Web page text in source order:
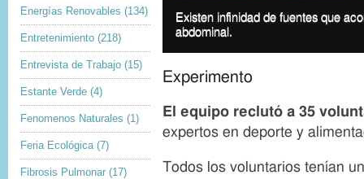
Energías Renovables (134)
Entretenimiento (218)
Entrevista de Trabajo (15)
Estante Verde (4)
Fenomenos Naturales (1)
Feria Ecológica (7)
Fibrosis Pulmonar (17)
e
c
o
y
i
h
I
m
g
c
p
i
Existen infinidad de fuentes que
abdominal.
Experimento
El equipo reclutó a 35
expertos en deporte y
Todos los voluntarios tenían